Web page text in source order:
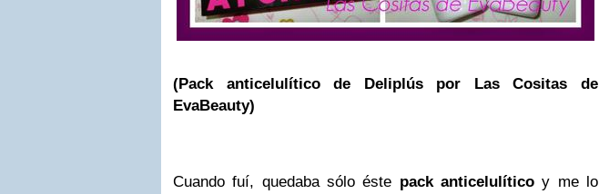
(Pack anticelulítico de Deliplús por Las Cositas de
EvaBeauty)
Cuando fuí, quedaba sólo éste pack anticelulítico y me lo